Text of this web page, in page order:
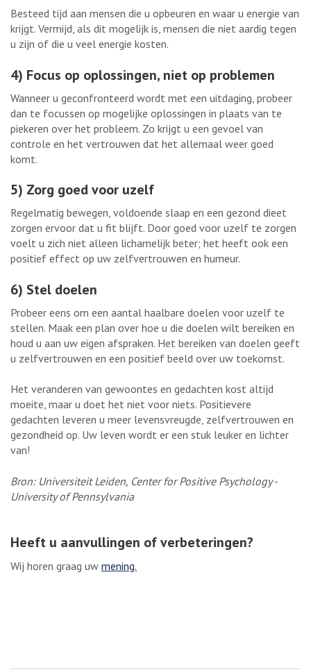
Besteed tijd aan mensen die u opbeuren en waar u energie van
krijgt. Vermijd, als dit mogelijk is, mensen die niet aardig tegen
u zijn of die u veel energie kosten.
4) Focus op oplossingen, niet op problemen
Wanneer u geconfronteerd wordt met een uitdaging, probeer
dan te focussen op mogelijke oplossingen in plaats van te
piekeren over het probleem. Zo krijgt u een gevoel van
controle en het vertrouwen dat het allemaal weer goed
komt.
5) Zorg goed voor uzelf
Regelmatig bewegen, voldoende slaap en een gezond dieet
zorgen ervoor dat u fit blijft. Door goed voor uzelf te zorgen
voelt u zich niet alleen lichamelijk beter; het heeft ook een
positief effect op uw zelfvertrouwen en humeur.
6) Stel doelen
Probeer eens om een aantal haalbare doelen voor uzelf te
stellen. Maak een plan over hoe u die doelen wilt bereiken en
houd u aan uw eigen afspraken. Het bereiken van doelen geeft
u zelfvertrouwen en een positief beeld over uw toekomst.
Het veranderen van gewoontes en gedachten kost altijd
moeite, maar u doet het niet voor niets. Positievere
gedachten leveren u meer levensvreugde, zelfvertrouwen en
gezondheid op. Uw leven wordt er een stuk leuker en lichter
van!
Bron: Universiteit Leiden, Center for Positive Psychology -
University of Pennsylvania
Heeft u aanvullingen of verbeteringen?
Wij horen graag uw mening.